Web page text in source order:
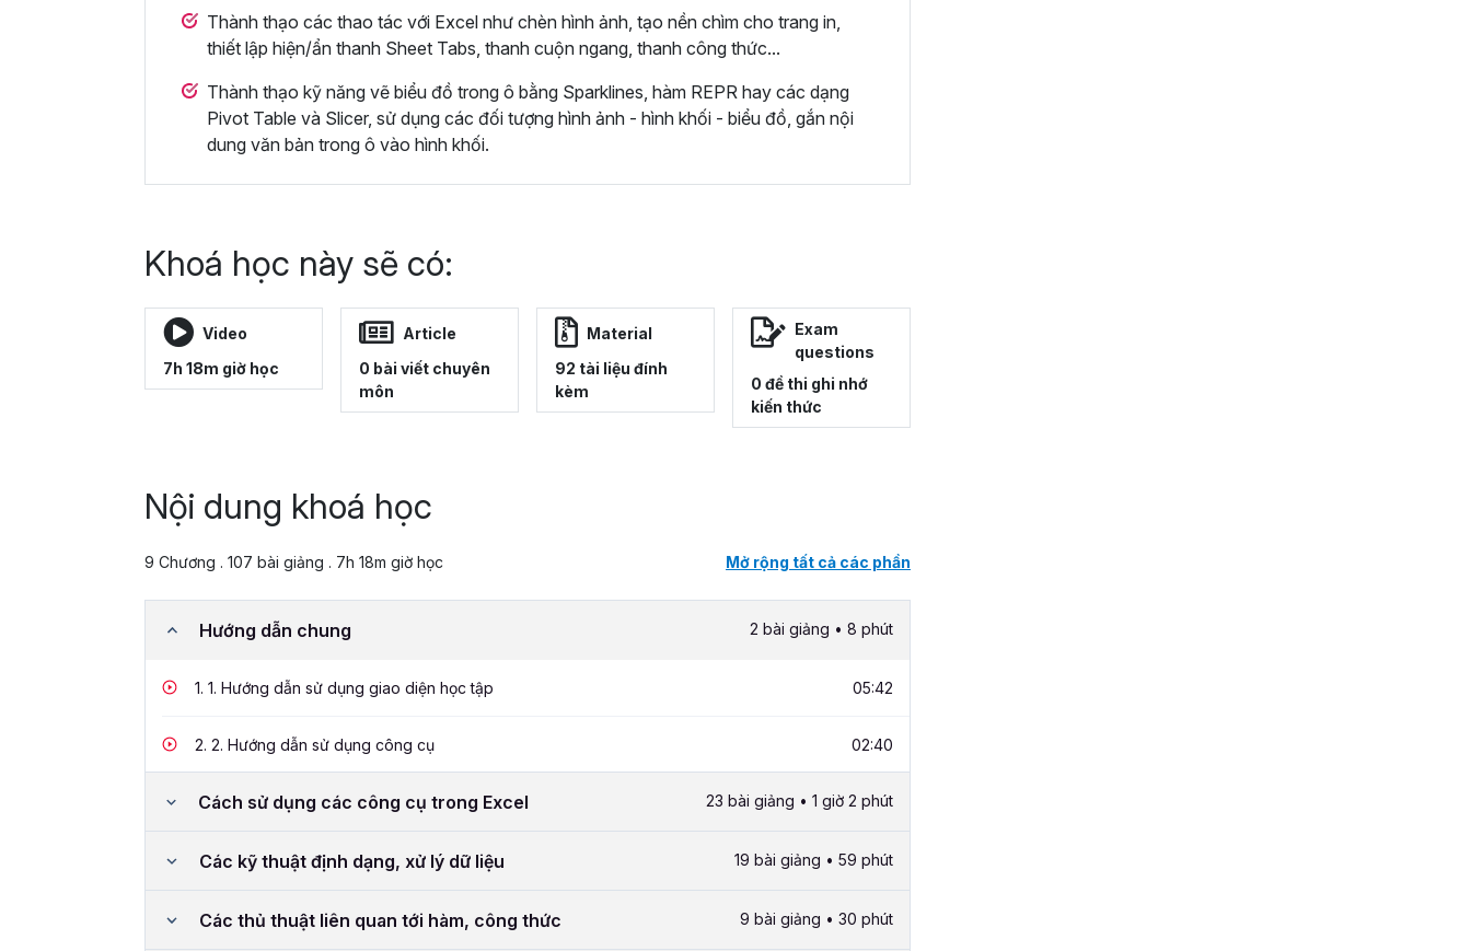
Thành thạo các thao tác với Excel như chèn hình ảnh, tạo nền chìm cho trang in,
thiết lập hiện/ẩn thanh Sheet Tabs, thanh cuộn ngang, thanh công thức...
Thành thạo kỹ năng vẽ biểu đồ trong ô bằng Sparklines, hàm REPR hay các dạng
Pivot Table và Slicer, sử dụng các đối tượng hình ảnh - hình khối - biểu đồ, gắn nội
dung văn bản trong ô vào hình khối.
Khoá học này sẽ có:
Video
7h 18m giờ học
Article
0 bài viết chuyên
môn
Material
92 tài liệu đính
kèm
Exam
questions
0 đề thi ghi nhớ
kiến thức
Nội dung khoá học
9 Chương . 107 bài giảng . 7h 18m giờ học Mở rộng tất cả các phần
Hướng dẫn chung 2 bài giảng • 8 phút
1. 1. Hướng dẫn sử dụng giao diện học tập 05:42
2. 2. Hướng dẫn sử dụng công cụ 02:40
Cách sử dụng các công cụ trong Excel 23 bài giảng • 1 giờ 2 phút
Các kỹ thuật định dạng, xử lý dữ liệu 19 bài giảng • 59 phút
Các thủ thuật liên quan tới hàm, công thức 9 bài giảng • 30 phút